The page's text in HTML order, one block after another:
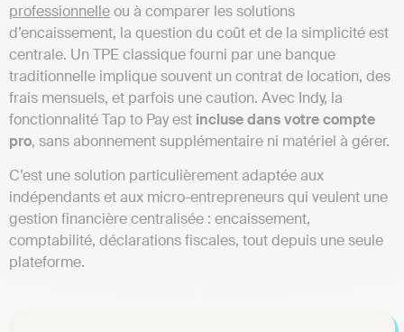
professionnelleou à comparer les solutions
d’encaissement, la question du coût et de la simplicité est
centrale. Un TPE classique fourni par une banque
traditionnelle implique souvent un contrat de location, des
frais mensuels, et parfois une caution. Avec Indy, la
fonctionnalité Tap to Pay est incluse dans votre compte
pro, sans abonnement supplémentaire ni matériel à gérer.
C’est une solution particulièrement adaptée aux
indépendants et aux micro-entrepreneurs qui veulent une
gestion financière centralisée : encaissement,
comptabilité, déclarations fiscales, tout depuis une seule
plateforme.